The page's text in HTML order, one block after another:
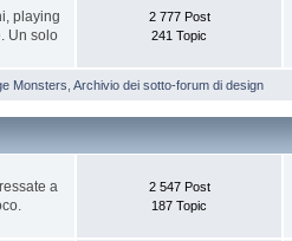
playing
Un solo
2 777 Post
241 Topic
Monsters ,Archivio dei sotto-forum di design
a
2 547 Post
187 Topic